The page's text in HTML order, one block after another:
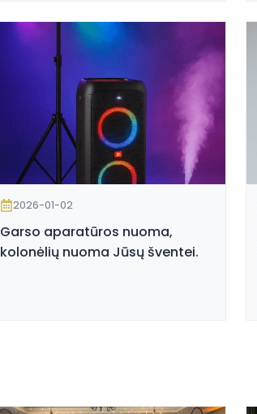
2026-01-02
Garso aparatūros nuoma,
kolonėlių nuoma Jūsų šventei.